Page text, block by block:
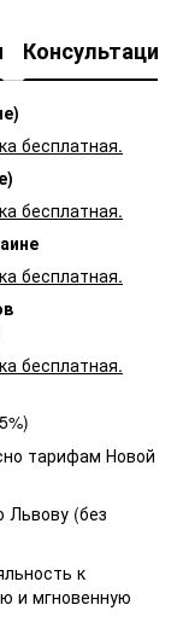
Консультация
бесплатная.
бесплатная.
бесплатная.
бесплатная.
тарифам Новой
Львову (без
к
и мгновенную